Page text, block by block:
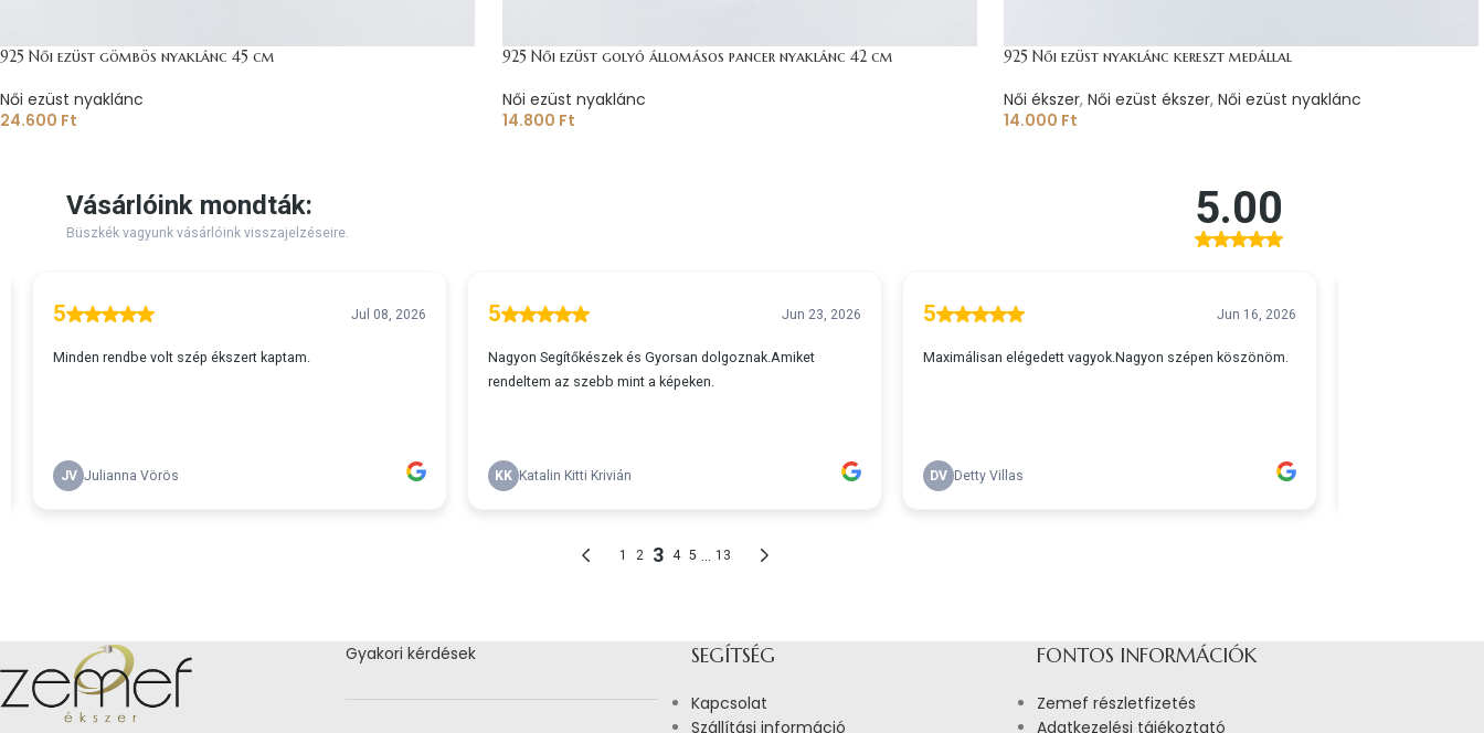
925 Női ezüst gömbös nyaklánc 45 cm
Női ezüst nyaklánc
24.600 Ft
925 Női ezüst golyó állomásos pancer nyaklánc 42 cm
Női ezüst nyaklánc
14.800 Ft
925 Női ezüst nyaklánc kereszt medállal
Női ékszer, Női ezüst ékszer, Női ezüst nyaklánc
14.000 Ft
Gyakori kérdések SEGÍTSÉG
Kapcsolat
Szállítási információ
FONTOS INFORMÁCIÓK
Zemef részletfizetés
Adatkezelési tájékoztató